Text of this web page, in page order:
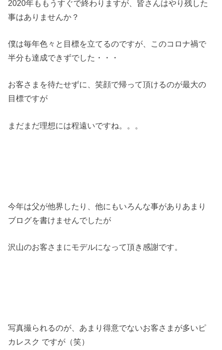
2020年ももうすぐで終わりますが、皆さんはやり残した
事はありませんか？
僕は毎年色々と目標を立てるのですが、このコロナ禍で
半分も達成できずでした・・・
お客さまを待たせずに、笑顔で帰って頂けるのが最大の
目標ですが
まだまだ理想には程遠いですね。。。
今年は父が他界したり、他にもいろんな事がありあまり
ブログを書けませんでしたが
沢山のお客さまにモデルになって頂き感謝です。
写真撮られるのが、あまり得意でないお客さまが多いピ
カレスク ですが（笑）